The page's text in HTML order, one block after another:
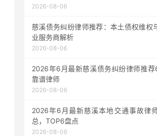
2026-08-06
慈溪债务纠纷律师推荐：本土债权维权
业服务商解析
2026-08-06
2026年6月最新慈溪债务纠纷律师推荐
靠谱律师
2026-08-06
2026年6月最新慈溪本地交通事故律
总，TOP6盘点
2026-08-06